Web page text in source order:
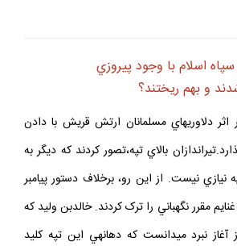
اسلام با وجود پيروزي
و بهم ريختند؟
دلاوريهاي مسلمانان ارتش قريش با دادن
بالاي تپه،تصور کردند که ديگر به
نيازي نيست. از اين رو، برخلاف دستور پيامبر
مقرر نگهباني را ترک کردند. خالدبن وليد که
نبرد مي‏دانست که دهانه‏ي اين تپه کليد